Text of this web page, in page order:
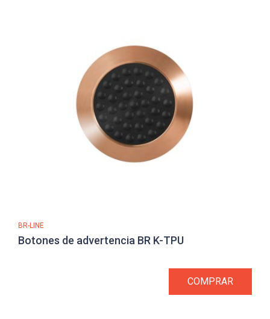
BR-LINE
Botones de advertencia BR K-TPU
COMPRAR